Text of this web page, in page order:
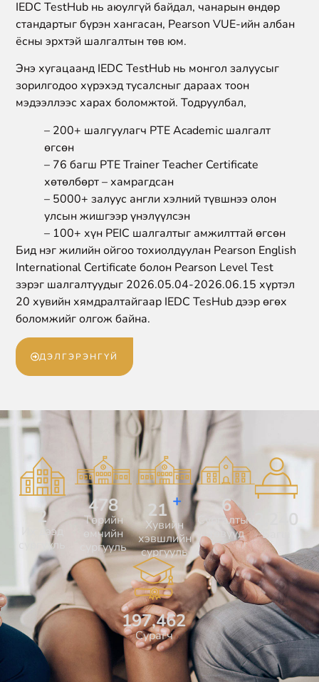
IEDC TestHub нь аюулгүй байдал, чанарын өндөр
стандартыг бүрэн хангасан, Pearson VUE-ийн албан
ёсны эрхтэй шалгалтын төв юм.
Энэ хугацаанд IEDC TestHub нь монгол залуусыг
зорилгодоо хүрэхэд тусалсныг дараах тоон
мэдээллээс харах боломжтой. Тодруулбал,
– 200+ шалгуулагч PTE Academic шалгалт
өгсөн
– 76 багш PTE Trainer Teacher Certificate
хөтөлбөрт – хамрагдсан
– 5000+ залуус англи хэлний түвшнээ олон
улсын жишгээр үнэлүүлсэн
– 100+ хүн PEIC шалгалтыг амжилттай өгсөн
Бид нэг жилийн ойгоо тохиолдуулан Pearson English
International Certificate болон Pearson Level Test
зэрэг шалгалтуудыг 2026.05.04-2026.06.15 хүртэл
20 хувийн хямдралтайгаар IEDC TesHub дээр өгөх
боломжийг олгож байна.
ДЭЛГЭРЭНГҮЙ
3
Их дээд
сургууль
581
Төрийн
өмчийн
сургууль
26 +
Хувийн
хэвшлийн
сургууль
7
Сургалтын
төвүүд
2,714
Багш
242,211
Сурагч